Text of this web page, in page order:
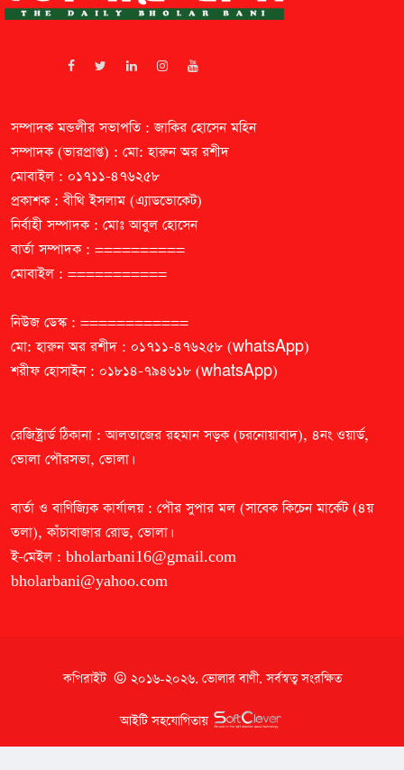
সম্পাদক মন্ডলীর সভাপতি : জাকির হোসেন মহিন
সম্পাদক (ভারপ্রাপ্ত) : মো: হারুন অর রশীদ
মোবাইল : ০১৭১১-৪৭৬২৫৮
প্রকাশক : বীথি ইসলাম (এ্যাডভোকেট)
নির্বাহী সম্পাদক : মোঃ আবুল হোসেন
বার্তা সম্পাদক : ==========
মোবাইল : ===========
নিউজ ডেস্ক : ============
মো: হারুন অর রশীদ : ০১৭১১-৪৭৬২৫৮ (whatsApp)
শরীফ হোসাইন : ০১৮১৪-৭৯৪৬১৮ (whatsApp)
রেজিষ্ট্রার্ড ঠিকানা : আলতাজের রহমান সড়ক (চরনোয়াবাদ), ৪নং ওয়ার্ড,
ভোলা পৌরসভা, ভোলা।
বার্তা ও বাণিজ্যিক কার্যালয় : পৌর সুপার মল (সাবেক কিচেন মার্কেট (৪য়
তলা), কাঁচাবাজার রোড, ভোলা।
ই-মেইল : bholarbani16@gmail.com
bholarbani@yahoo.com
কপিরাইট © ২০১৬-২০২৬. ভোলার বাণী. সর্বস্বত্ব সংরক্ষিত
আইটি সহযোগিতায়